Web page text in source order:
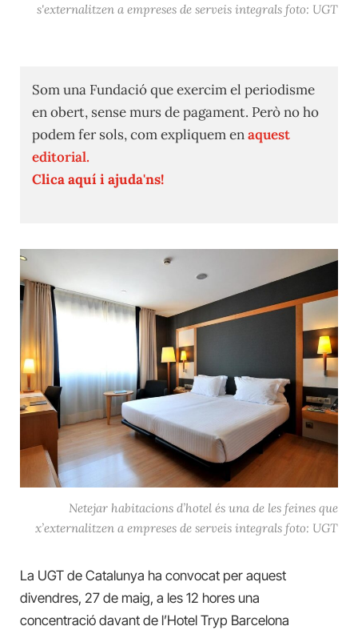
s'externalitzen a empreses de serveis integrals foto: UGT
Som una Fundació que exercim el periodisme
en obert, sense murs de pagament. Però no ho
podem fer sols, com expliquem enaquest
editorial.
Clica aquí i ajuda'ns!
Netejar habitacions d’hotel és una de les feines que
x’externalitzen a empreses de serveis integrals foto: UGT
La UGT de Catalunya ha convocat per aquest
divendres, 27 de maig, a les 12 hores una
concentració davant de l’Hotel Tryp Barcelona